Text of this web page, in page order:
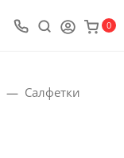
0
Салфетки